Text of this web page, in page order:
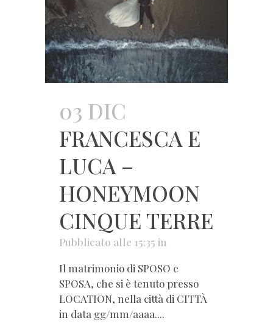
03 DIC
FRANCESCA E
LUCA –
HONEYMOON
CINQUE TERRE
Pubblicato alle 15:35 in
Il matrimonio di SPOSO e
SPOSA, che si è tenuto presso
LOCATION, nella città di CITTÀ
in data gg/mm/aaaa....